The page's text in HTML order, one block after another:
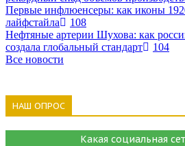
Первые инфлюенсеры: как иконы
лайфстайла
108
Нефтяные артерии Шухова: как
создала глобальный стандарт
104
Все новости
НАШ ОПРОС
Какая социальная